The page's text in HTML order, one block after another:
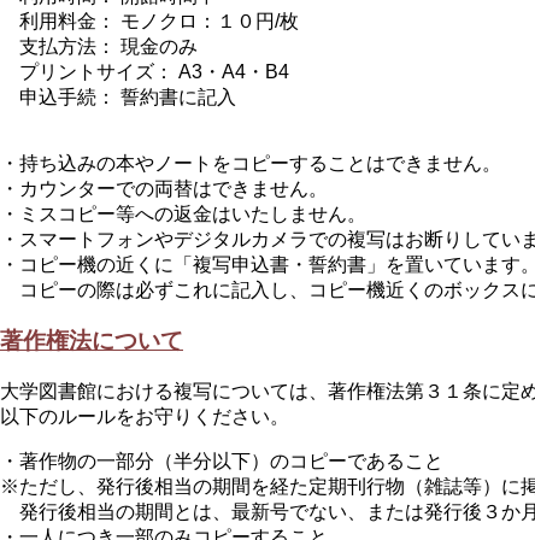
利用料金： モノクロ：１０円/枚
支払方法： 現金のみ
プリントサイズ： A3・A4・B4
申込手続： 誓約書に記入
・持ち込みの本やノートをコピーすることはできません。
・カウンターでの両替はできません。
・ミスコピー等への返金はいたしません。
・スマートフォンやデジタルカメラでの複写はお断りしていま
・コピー機の近くに「複写申込書・誓約書」を置いています。
コピーの際は必ずこれに記入し、コピー機近くのボックス
著作権法について
大学図書館における複写については、著作権法第３１条に定
以下のルールをお守りください。
・著作物の一部分（半分以下）のコピーであること
※ただし、発行後相当の期間を経た定期刊行物（雑誌等）に
発行後相当の期間とは、最新号でない、または発行後３か